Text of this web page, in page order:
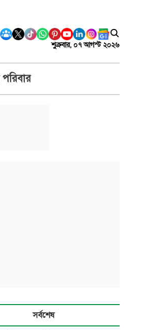
শুক্রবার, ০৭ আগস্ট ২০২৬
সর্বশেষ